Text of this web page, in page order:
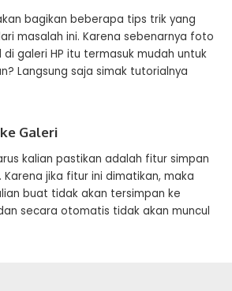
bagikan beberapa tips trik yang
masalah ini. Karena sebenarnya foto
di galeri HP itu termasuk mudah untuk
Langsung saja simak tutorialnya
Galeri
kalian pastikan adalah fitur simpan
jika fitur ini dimatikan, maka
buat tidak akan tersimpan ke
secara otomatis tidak akan muncul